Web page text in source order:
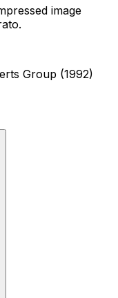
image
Group (1992)